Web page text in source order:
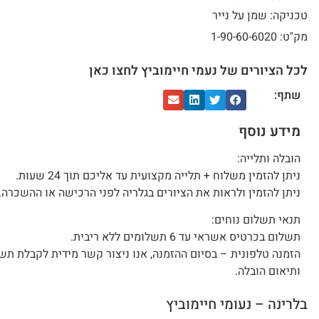
טכניקה: שמן על נייר
מק"ט: 1-90-60-6020
לכל הציורים של נעמי חיימוביץ לחצו כאן
שתף:
מידע נוסף
הובלה ותלייה:
ניתן להזמין משלוח + תלייה מקצועית עד אליכם תוך 24 שעות.
ניתן להזמין ולראות את הציורים בגלריה לפני הרכישה או
תנאי תשלום נוחים:
תשלום בכרטיס אשראי עד 6 תשלומים ללא ריבית.
הזמנה טלפונית – בסיום ההזמנה, אנו ניצור קשר מידית לקבלת
ותיאום הובלה.
בלרינה – נעומי חיימוביץ